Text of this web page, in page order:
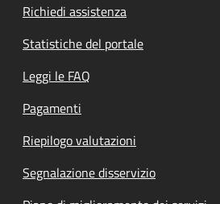
Richiedi assistenza
Statistiche del portale
Leggi le FAQ
Pagamenti
Riepilogo valutazioni
Segnalazione disservizio